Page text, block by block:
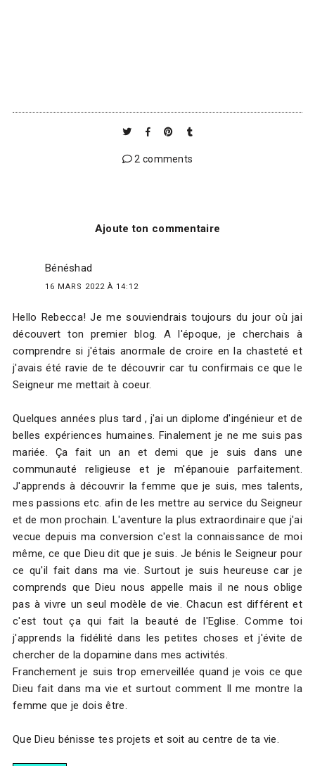
2 comments
Ajoute ton commentaire
Bénéshad
16 MARS 2022 À 14:12
Hello Rebecca! Je me souviendrais toujours du jour où jai
découvert ton premier blog. A l'époque, je cherchais à
comprendre si j'étais anormale de croire en la chasteté et
j'avais été ravie de te découvrir car tu confirmais ce que le
Seigneur me mettait à coeur.
Quelques années plus tard , j'ai un diplome d'ingénieur et de
belles expériences humaines. Finalement je ne me suis pas
mariée. Ça fait un an et demi que je suis dans une
communauté religieuse et je m'épanouie parfaitement.
J'apprends à découvrir la femme que je suis, mes talents,
mes passions etc. afin de les mettre au service du Seigneur
et de mon prochain. L'aventure la plus extraordinaire que j'ai
vecue depuis ma conversion c'est la connaissance de moi
même, ce que Dieu dit que je suis. Je bénis le Seigneur pour
ce qu'il fait dans ma vie. Surtout je suis heureuse car je
comprends que Dieu nous appelle mais il ne nous oblige
pas à vivre un seul modèle de vie. Chacun est différent et
c'est tout ça qui fait la beauté de l'Eglise. Comme toi
j'apprends la fidélité dans les petites choses et j'évite de
chercher de la dopamine dans mes activités.
Franchement je suis trop emerveillée quand je vois ce que
Dieu fait dans ma vie et surtout comment Il me montre la
femme que je dois être.
Que Dieu bénisse tes projets et soit au centre de ta vie.